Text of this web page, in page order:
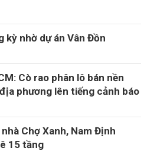
kỳ nhờ dự án Vân Đồn
Cò rao phân lô bán nền
phương lên tiếng cảnh báo
Chợ Xanh, Nam Định
15 tầng